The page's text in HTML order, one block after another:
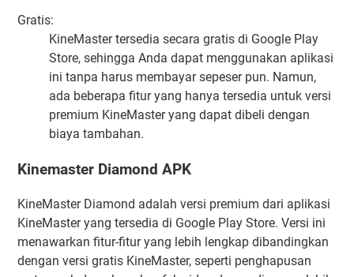
Gratis:
KineMaster tersedia secara gratis di Google Play
Store, sehingga Anda dapat menggunakan aplikasi
ini tanpa harus membayar sepeser pun. Namun,
ada beberapa fitur yang hanya tersedia untuk versi
premium KineMaster yang dapat dibeli dengan
biaya tambahan.
Kinemaster Diamond APK
KineMaster Diamond adalah versi premium dari aplikasi
KineMaster yang tersedia di Google Play Store. Versi ini
menawarkan fitur-fitur yang lebih lengkap dibandingkan
dengan versi gratis KineMaster, seperti penghapusan